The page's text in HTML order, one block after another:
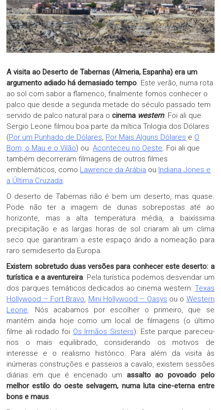
A visita ao Deserto de Tabernas (Almeria, Espanha) era um
argumento adiado há demasiado tempo. Este verão, numa rota
ao sol com sabor a flamenco, finalmente fomos conhecer o
palco que desde a segunda metade do século passado tem
servido de palco natural para ocinema western. Foi ali que
Sergio Leone filmou boa parte da mítica Trilogia dos Dólares
(Por um Punhado de Dólares, Por Mais Alguns Dólares e O
Bom, o Mau e o Vilão) ou Aconteceu no Oeste. Foi ali que
também decorreram filmagens de outros filmes
emblemáticos, como Lawrence da Arábia ou Indiana Jones e
a Última Cruzada.
O deserto de Tabernas não é bem um deserto, mas quase.
Pode não ter a imagem de dunas sobrepostas até ao
horizonte, mas a alta temperatura média, a baixíssima
precipitação e as largas horas de sol criaram ali um clima
seco que garantiram a este espaço árido a nomeação para
raro semideserto da Europa.
Existem sobretudo duas versões para conhecer este deserto: a
turística e a aventureira. Pela turística podemos desvendar um
dos parques temáticos dedicados ao cinema western: Texas
Hollywood – Fort Bravo, Mini Hollywood – Oasys ou o Western
Leone. Nós acabamos por escolher o primeiro, que se
mantém ainda hoje como um local de filmagens (o último
filme ali rodado foi Os Irmãos Sisters). Este parque pareceu-
nos o mais equilibrado, considerando os motivos de
interesse e o realismo histórico. Para além da visita às
inúmeras construções e passeios a cavalo, existem sessões
diárias em que é encenado um assalto ao povoado pelo
melhor estilo do oeste selvagem, numa luta cine-eterna entre
bons e maus.